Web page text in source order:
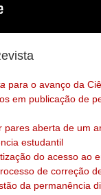
para o avanço da
em publicação de
pares aberta de um
estudantil
do acesso ao
de correção
da permanência